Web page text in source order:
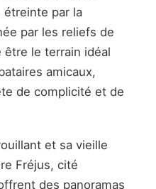
étreinte par la
par les reliefs de
être le terrain idéal
amicaux,
de complicité et de
et sa vieille
Fréjus, cité
des panoramas